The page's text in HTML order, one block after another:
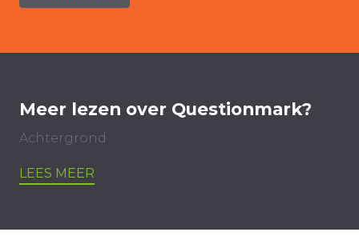
Meer lezen over Questionmark?
Achtergrond
LEES MEER